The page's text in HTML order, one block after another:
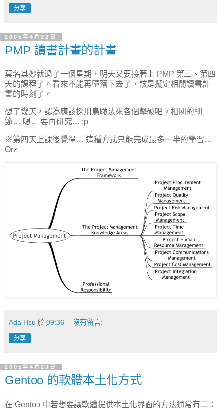
分享
2005年4月22日
PMP 讀書計畫的計畫
莫名其妙就過了一個星期，明天又要接著上 PMP 第三、第四
天的課程了。看來不能再墮落下去了，該是擬定相關讀書計
畫的時刻了。
想了幾天，認為應該採用鳥瞰法來各個擊破吧。相關的細
節… 嗯… 要再研究… :p
※第四天上課後覺得… 這種方式只能完成最多一半的學習…
Orz
Ada Hsu 於 09:36 沒有留言:
分享
2005年4月20日
Gentoo 的軟體本土化方式
在 Gentoo 中若想要讓軟體提供本土化界面的方法通常有二：